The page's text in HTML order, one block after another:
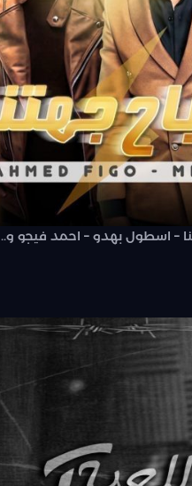
– اسطول بهدو – احمد فيجو و..